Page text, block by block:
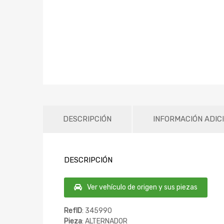
DESCRIPCIÓN INFORMACIÓN
DESCRIPCIÓN
Ver vehículo de origen y sus piezas
RefID: 345990
Pieza: ALTERNADOR